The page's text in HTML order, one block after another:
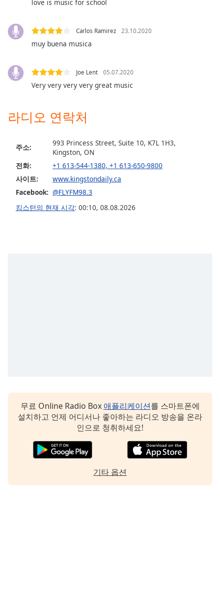
Caption
Background
Color
Edge
Style
love is music for school
Carlos Ramirez 23.10.2020
muy buena musica
Joe Lent 05.07.2020
Very very very very great music
라디오 연락처
주소:
993 Princess Street, Suite 10, K7L 1H3,
Kingston, ON
전화:
+1 613-544-1380, +1 613-650-9800
사이트:
www.kingstondaily.ca
Facebook: @FLYFM98.3
킹스턴의 현재 시각: 00:10, 08.08.2026
무료 Online Radio Box 애플리케이션를 스마트폰에
설치하고 언제 어디서나 좋아하는 라디오 방송을 온라
인으로 청취하세요!
기타 옵션